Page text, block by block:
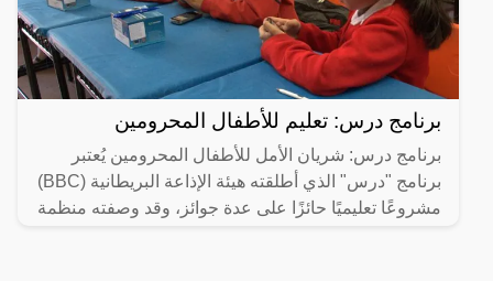
برنامج درس: تعليم للأطفال المحرومين
برنامج درس: شريان الأمل للأطفال المحرومين يُعتبر
برنامج "درس" الذي أطلقته هيئة الإذاعة البريطانية (BBC)
مشروعًا تعليميًا حائزًا على عدة جوائز، وقد وصفته منظمة